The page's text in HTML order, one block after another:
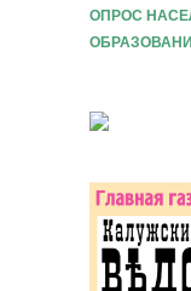
ОПРОС